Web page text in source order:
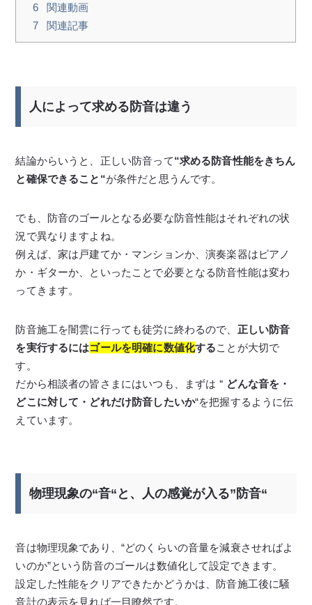
6
関連動画
7
関連記事
人によって求める防音は違う
結論からいうと、正しい防音って“求める防音性能をきちん
と確保できること“が条件だと思うんです。
でも、防音のゴールとなる必要な防音性能はそれぞれの状
況で異なりますよね。
例えば、家は戸建てか・マンションか、演奏楽器はピアノ
か・ギターか、といったことで必要となる防音性能は変わ
ってきます。
防音施工を闇雲に行っても徒労に終わるので、 正しい防音
を実行するにはゴールを明確に数値化することが大切で
す。
だから相談者の皆さまにはいつも、まずは＂ どんな音を・
どこに対して・どれだけ防音したいか“を把握するように伝
えています。
物理現象の“音“と、人の感覚が入る”防音“
音は物理現象であり、“どのくらいの音量を減衰させればよ
いのか”という防音のゴールは数値化して設定できます。
設定した性能をクリアできたかどうかは、防音施工後に騒
音計の表示を見れば一目瞭然です。